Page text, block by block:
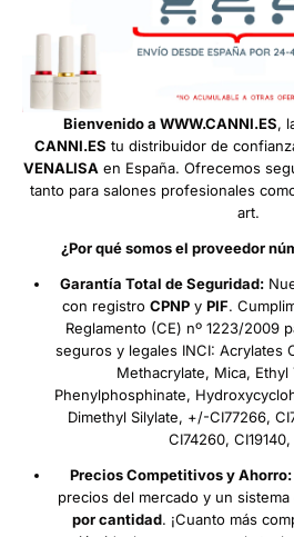
Bienvenido a WWW.CANNI.ES,
CANNI.ES tu distribuidor de
VENALISA en España. Ofrecemos
tanto para salones profesionales
art.
¿Por qué somos el proveedor
Garantía Total de Seguridad:
con registro CPNPy PIF.
Reglamento (CE) nº 1223/2009
seguros y legales INCI: Acrylates
Methacrylate, Mica,
Phenylphosphinate,
Dimethyl Silylate, +/-CI77266,
CI74260,
Precios Competitivos y Ahorro:
precios del mercado y un
por cantidad. ¡Cuanto más